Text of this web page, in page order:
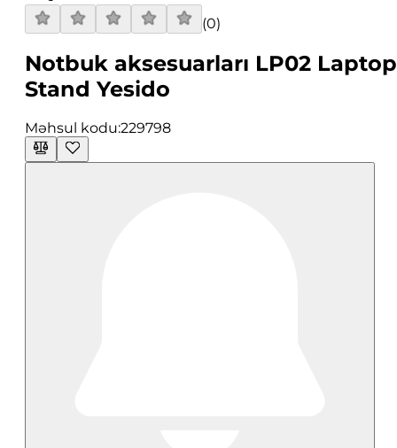
(0)
Notbuk aksesuarları LP02 Laptop
Stand Yesido
Məhsul kodu:229798